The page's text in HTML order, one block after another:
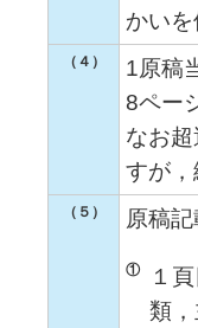
かい
（４）
1原稿
8ペー
なお
すが
（５） 原稿
①
１
類